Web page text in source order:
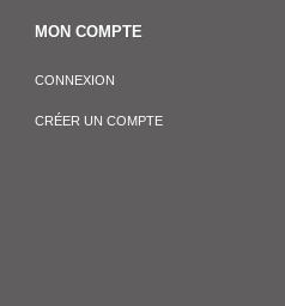
MON COMPTE
CONNEXION
CRÉER UN COMPTE